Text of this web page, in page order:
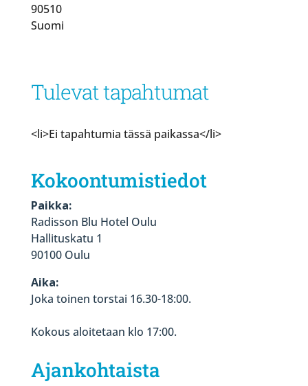
90510
Suomi
Tulevat tapahtumat
<li>Ei tapahtumia tässä paikassa</li>
Kokoontumistiedot
Paikka:
Radisson Blu Hotel Oulu
Hallituskatu 1
90100 Oulu
Aika:
Joka toinen torstai 16.30-18:00.
Kokous aloitetaan klo 17:00.
Ajankohtaista